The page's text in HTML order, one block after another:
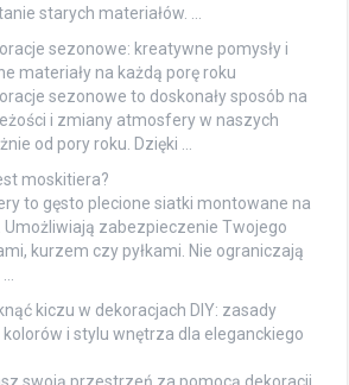
starych materiałów. …
sezonowe: kreatywne pomysły i
materiały na każdą porę roku
sezonowe to doskonały sposób na
i zmiany atmosfery w naszych
od pory roku. Dzięki …
moskitiera?
to gęsto plecione siatki montowane na
Umożliwiają zabezpieczenie Twojego
kurzem czy pyłkami. Nie ograniczają
kiczu w dekoracjach DIY: zasady
kolorów i stylu wnętrza dla eleganckiego
swoją przestrzeń za pomocą dekoracji